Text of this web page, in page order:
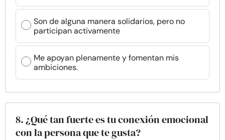
Son de alguna manera solidarios, pero no
participan activamente
Me apoyan plenamente y fomentan mis
ambiciones.
8. ¿Qué tan fuerte es tu conexión emocional
con la persona que te gusta?